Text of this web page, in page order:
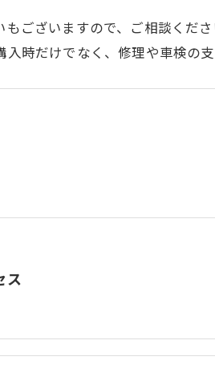
ございますので、ご相談くださ
時だけでなく、修理や車検の
ス